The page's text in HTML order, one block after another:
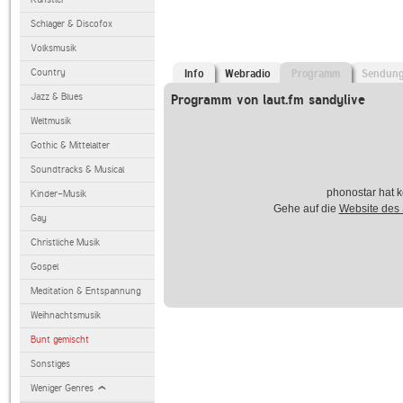
Schlager & Discofox
Volksmusik
Country
Jazz & Blues
Weltmusik
Gothic & Mittelalter
Soundtracks & Musical
Kinder-Musik
Gay
Christliche Musik
Gospel
Meditation & Entspannung
Weihnachtsmusik
Bunt gemischt
Sonstiges
Weniger Genres
Info Webradio Programm
Programm von laut.fm sandylive
phonostar hat
Gehe auf die Website des